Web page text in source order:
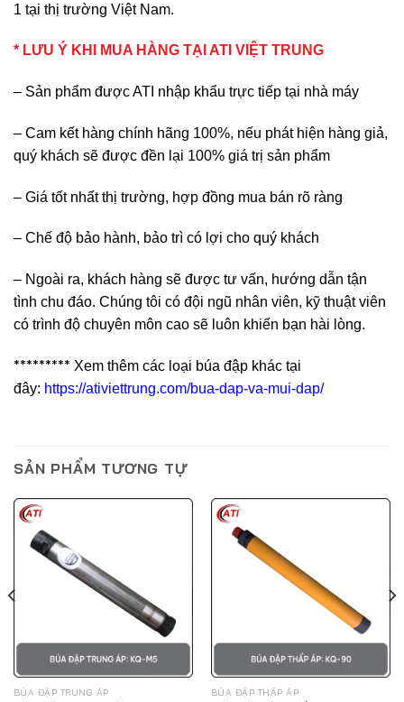
1 tại thị trường Việt Nam.
* LƯU Ý KHI MUA HÀNG TẠI ATI VIỆT TRUNG
– Sản phẩm được ATI nhập khẩu trực tiếp tại nhà máy
– Cam kết hàng chính hãng 100%, nếu phát hiện hàng giả,
quý khách sẽ được đền lại 100% giá trị sản phẩm
– Giá tốt nhất thị trường, hợp đồng mua bán rõ ràng
– Chế độ bảo hành, bảo trì có lợi cho quý khách
– Ngoài ra, khách hàng sẽ được tư vấn, hướng dẫn tận
tình chu đáo. Chúng tôi có đội ngũ nhân viên, kỹ thuật viên
có trình độ chuyên môn cao sẽ luôn khiến bạn hài lòng.
********* Xem thêm các loại búa đập khác tại
đây: https://ativiettrung.com/bua-dap-va-mui-dap/
SẢN PHẨM TƯƠNG TỰ
BÚA ĐẬP TRUNG ÁP BÚA ĐẬP THẤP ÁP